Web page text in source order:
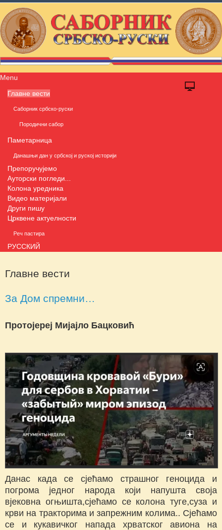
Menu
Главне вести
Саборник србско-руски
Породични сабор
Паметарница
Данашњи дан у србској и руској историји
Препоручујемо
Ауторски погледи...
Колона уредника
Видео материјали
Други пишу
Црквене актуелности
Реч пастира
РУССКИЙ
Главне вести
За Дом спремни…
Протојереј Мијајло Бацковић
Данас када се сјећамо страшног геноцида и
погрома једног народа који напушта своја
вјековна огњишта,сјећамо се колона туге,суза и
крви на тракторима и запрежним колима.. Сјећамо
се и кукавичког напада хрватског авиона на